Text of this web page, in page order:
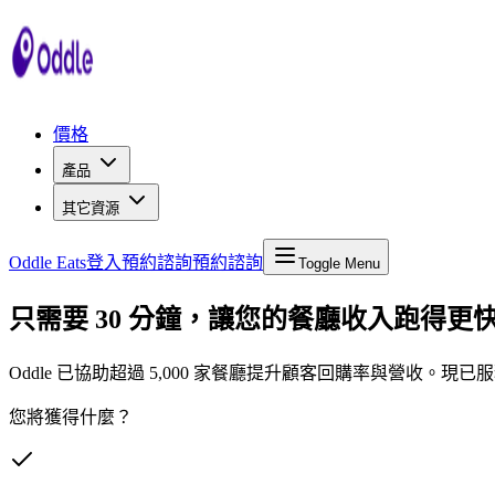
價格
產品
其它資源
Oddle Eats登入預約諮詢預約諮詢 Toggle Menu
只需要 30 分鐘，讓您的餐廳收入跑得更
Oddle 已協助超過 5,000 家餐廳提升顧客回購率與營收
您將獲得什麼？